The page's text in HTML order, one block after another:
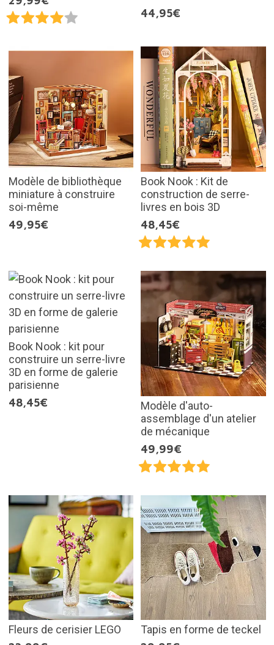
44,95€
Modèle de bibliothèque
miniature à construire
soi-même
49,95€
Book Nook : Kit de
construction de serre-
livres en bois 3D
48,45€
Book Nook : kit pour
construire un serre-livre
3D en forme de galerie
parisienne
48,45€
Modèle d'auto-
assemblage d'un atelier
de mécanique
49,99€
Fleurs de cerisier LEGO
Tapis en forme de teckel